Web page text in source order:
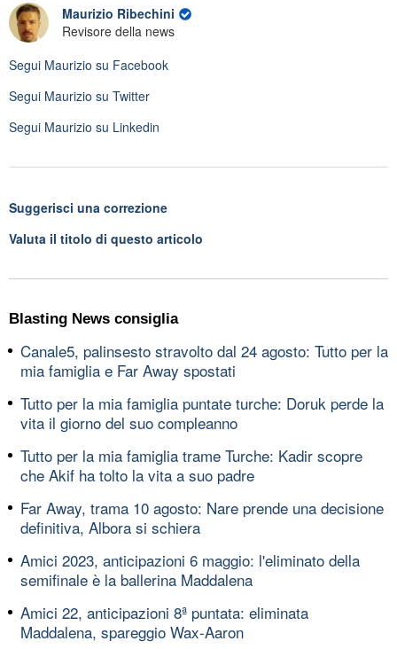
Maurizio Ribechini
Revisore della news
Segui Maurizio su Facebook
Segui Maurizio su Twitter
Segui Maurizio su Linkedin
Suggerisci una correzione
Valuta il titolo di questo articolo
Blasting News consiglia
Canale5, palinsesto stravolto dal 24 agosto: Tutto per la
mia famiglia e Far Away spostati
Tutto per la mia famiglia puntate turche: Doruk perde la
vita il giorno del suo compleanno
Tutto per la mia famiglia trame Turche: Kadir scopre
che Akif ha tolto la vita a suo padre
Far Away, trama 10 agosto: Nare prende una decisione
definitiva, Albora si schiera
Amici 2023, anticipazioni 6 maggio: l'eliminato della
semifinale è la ballerina Maddalena
Amici 22, anticipazioni 8ª puntata: eliminata
Maddalena, spareggio Wax-Aaron